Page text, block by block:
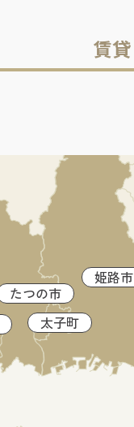
賃貸
姫路市
たつの市
太子町